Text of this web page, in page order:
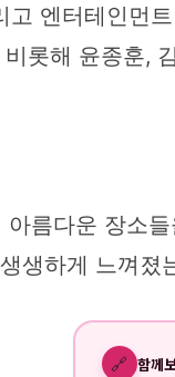
고 엔터테인먼
롯해 윤종훈,
아름다운 장소
생하게 느껴
🔗 함께